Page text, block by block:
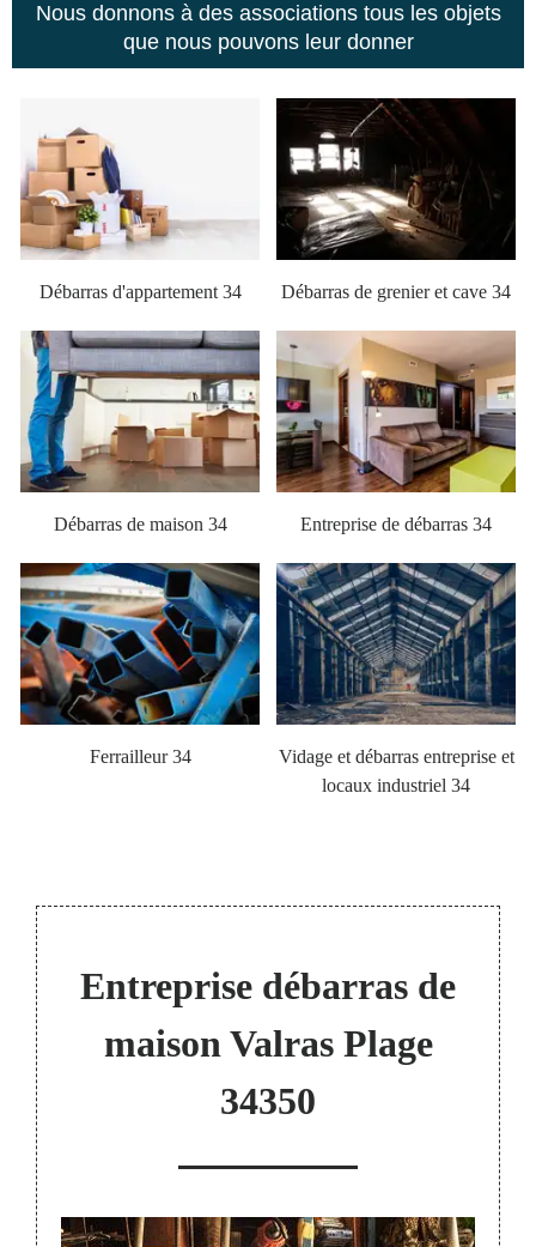
Nous donnons à des associations tous les objets
que nous pouvons leur donner
Débarras d'appartement 34 Débarras de grenier et cave 34
Débarras de maison 34 Entreprise de débarras 34
Ferrailleur 34
Vidage et débarras entreprise et
locaux industriel 34
Entreprise débarras de
maison Valras Plage
34350